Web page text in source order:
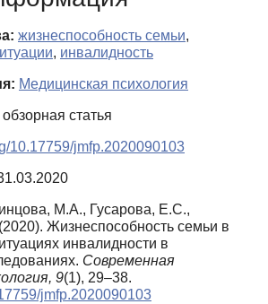
жизнеспособность семьи,
, инвалидность
Медицинская психология
обзорная статья
10.17759/jmfp.2020090103
М.А., Гусарова, Е.С.,
Жизнеспособность семьи в
инвалидности в
Современная
9(1), 29–38.
jmfp.2020090103